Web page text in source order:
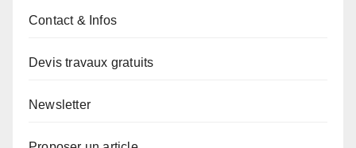
Contact & Infos
Devis travaux gratuits
Newsletter